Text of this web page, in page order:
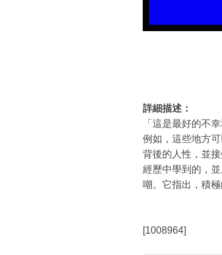
詳細描述：
「這是最好的不
例如，這些地方
背後的人性，並
經歷中學到的，
嘲。它指出，積
[1008964]